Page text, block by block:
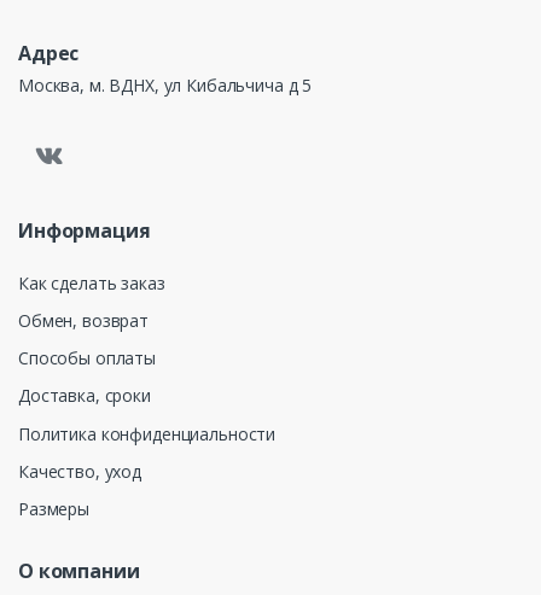
Адрес
Москва, м. ВДНХ, ул Кибальчича д 5
Информация
Как сделать заказ
Обмен, возврат
Способы оплаты
Доставка, сроки
Политика конфиденциальности
Качество, уход
Размеры
О компании